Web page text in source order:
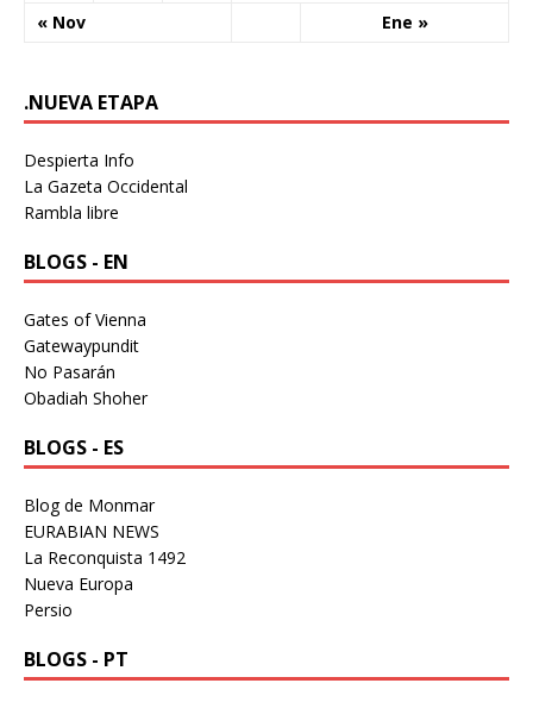
« Nov Ene »
.NUEVA ETAPA
Despierta Info
La Gazeta Occidental
Rambla libre
BLOGS - EN
Gates of Vienna
Gatewaypundit
No Pasarán
Obadiah Shoher
BLOGS - ES
Blog de Monmar
EURABIAN NEWS
La Reconquista 1492
Nueva Europa
Persio
BLOGS - PT